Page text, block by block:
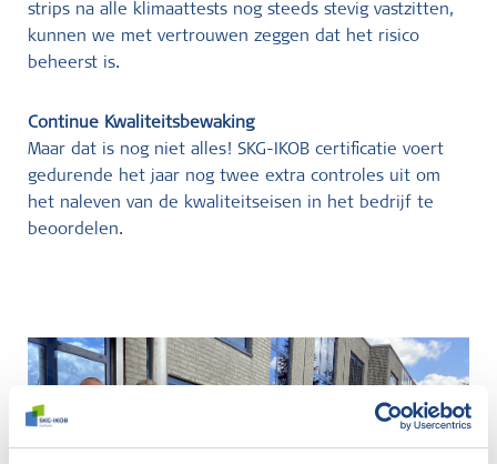
strips na alle klimaattests nog steeds stevig vastzitten,
kunnen we met vertrouwen zeggen dat het risico
beheerst is.
Continue Kwaliteitsbewaking
Maar dat is nog niet alles! SKG-IKOB certificatie voert
gedurende het jaar nog twee extra controles uit om
het naleven van de kwaliteitseisen in het bedrijf te
beoordelen.